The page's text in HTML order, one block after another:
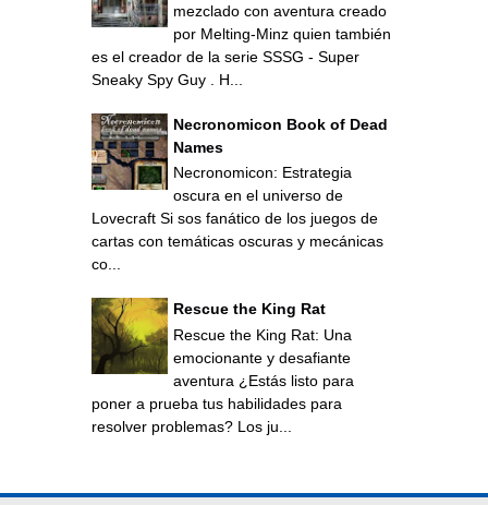
mezclado con aventura creado
por Melting-Minz quien también
es el creador de la serie SSSG - Super
Sneaky Spy Guy . H...
Necronomicon Book of Dead
Names
Necronomicon: Estrategia
oscura en el universo de
Lovecraft Si sos fanático de los juegos de
cartas con temáticas oscuras y mecánicas
co...
Rescue the King Rat
Rescue the King Rat: Una
emocionante y desafiante
aventura ¿Estás listo para
poner a prueba tus habilidades para
resolver problemas? Los ju...